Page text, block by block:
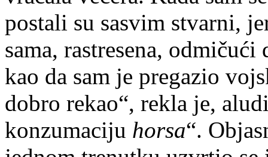
postali su sasvim stvarni,
sama, rastresena,
kao da sam je pregazio
dobro rekao“, rekla je,
konzumaciju horsa“.